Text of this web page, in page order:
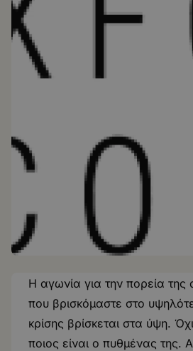
Η αγωνία για την πορεία της
που βρισκόμαστε στο
κρίσης βρίσκεται στα ύψη.
ποιος είναι ο πυθμένας της.